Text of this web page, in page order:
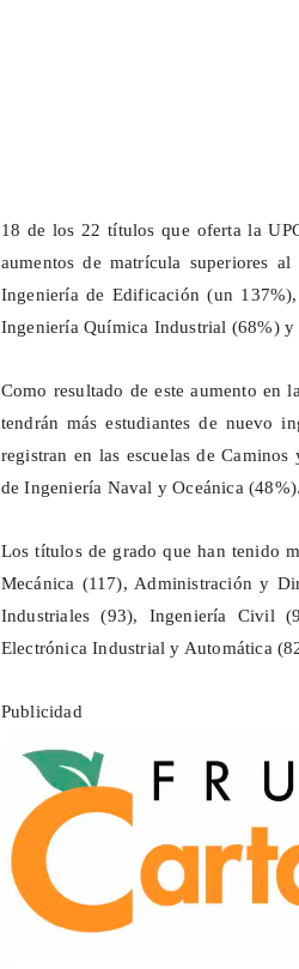
18 de los 22 títulos que oferta la
aumentos de matrícula superiores
Ingeniería de Edificación (un
Ingeniería Química Industrial (68%) y
Como resultado de este aumento en
tendrán más estudiantes de nuevo
registran en las escuelas de
de Ingeniería Naval y Oceánica (48%).
Los títulos de grado que han tenido
Mecánica (117), Administración y
Industriales (93), Ingeniería Civil
Electrónica Industrial y Automática
Publicidad